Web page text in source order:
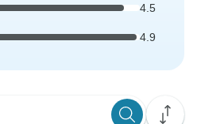
4.5
4.9